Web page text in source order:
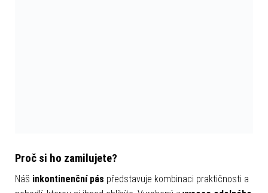
Proč si ho zamilujete?
Náš inkontinenční pás představuje kombinaci praktičnosti a